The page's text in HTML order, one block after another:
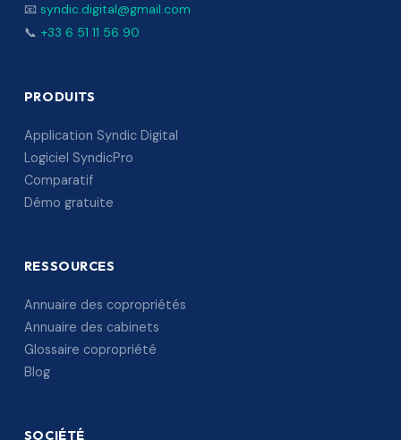
📧 syndic.digital@gmail.com
📞 +33 6 51 11 56 90
PRODUITS
Application Syndic Digital
Logiciel SyndicPro
Comparatif
Démo gratuite
RESSOURCES
Annuaire des copropriétés
Annuaire des cabinets
Glossaire copropriété
Blog
SOCIÉTÉ